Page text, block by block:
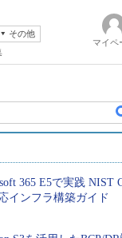
その他
マイペ
365 E5で実践 NIST
インフラ構築ガイド